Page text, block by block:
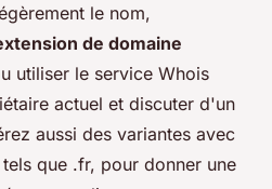
le nom,
de domaine
utiliser le service Whois
actuel et discuter d'un
aussi des variantes avec
que .fr, pour donner une